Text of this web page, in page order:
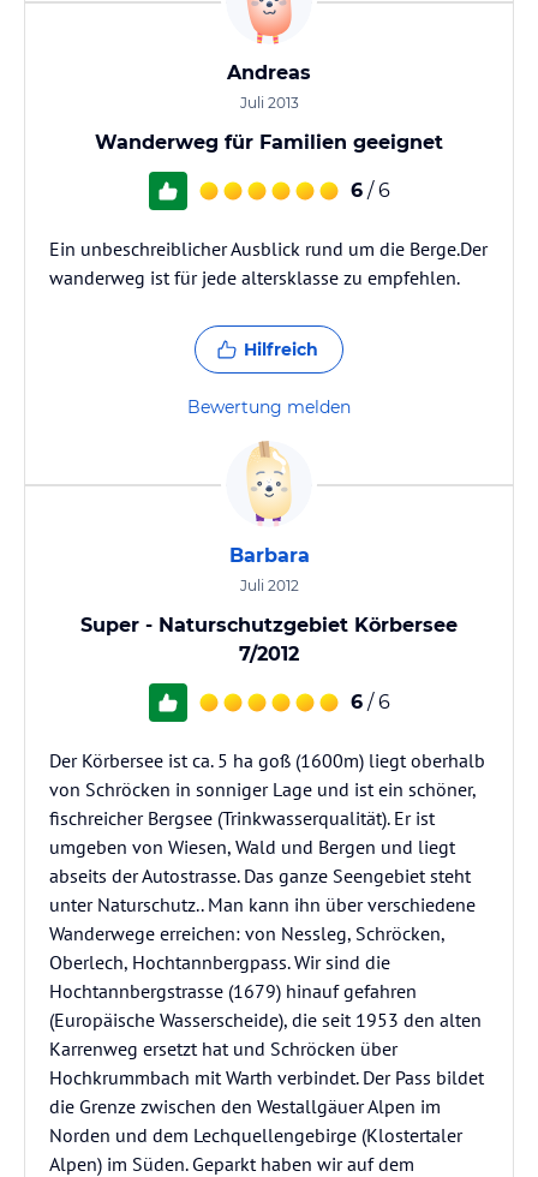
Andreas
Juli 2013
Wanderweg für Familien geeignet
6 / 6
Ein unbeschreiblicher Ausblick rund um die Berge.Der
wanderweg ist für jede altersklasse zu empfehlen.
Hilfreich
Bewertung melden
Barbara
Juli 2012
Super - Naturschutzgebiet Körbersee
7/2012
6 / 6
Der Körbersee ist ca. 5 ha goß (1600m) liegt oberhalb
von Schröcken in sonniger Lage und ist ein schöner,
fischreicher Bergsee (Trinkwasserqualität). Er ist
umgeben von Wiesen, Wald und Bergen und liegt
abseits der Autostrasse. Das ganze Seengebiet steht
unter Naturschutz.. Man kann ihn über verschiedene
Wanderwege erreichen: von Nessleg, Schröcken,
Oberlech, Hochtannbergpass. Wir sind die
Hochtannbergstrasse (1679) hinauf gefahren
(Europäische Wasserscheide), die seit 1953 den alten
Karrenweg ersetzt hat und Schröcken über
Hochkrummbach mit Warth verbindet. Der Pass bildet
die Grenze zwischen den Westallgäuer Alpen im
Norden und dem Lechquellengebirge (Klostertaler
Alpen) im Süden. Geparkt haben wir auf dem